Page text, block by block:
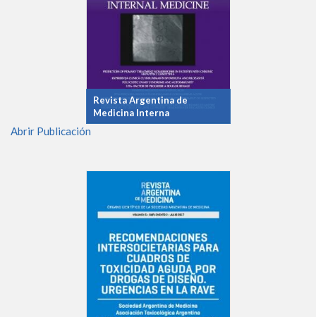
Revista Argentina de
Medicina Interna
Abrir Publicación